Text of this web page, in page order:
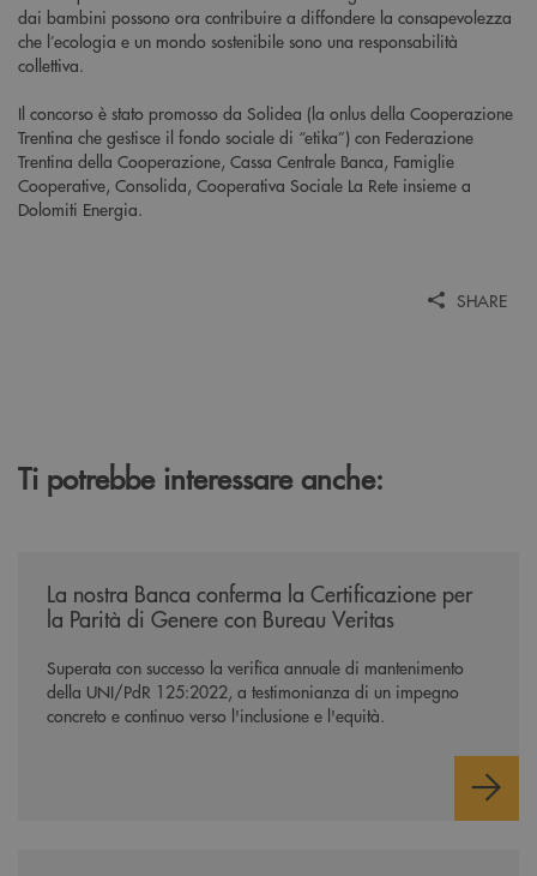
dai bambini possono ora contribuire a diffondere la consapevolezza
che l’ecologia e un mondo sostenibile sono una responsabilità
collettiva.
Il concorso è stato promosso da Solidea (la onlus della Cooperazione
Trentina che gestisce il fondo sociale di “etika”) con Federazione
Trentina della Cooperazione, Cassa Centrale Banca, Famiglie
Cooperative, Consolida, Cooperativa Sociale La Rete insieme a
Dolomiti Energia.
SHARE
Ti potrebbe interessare anche:
La nostra Banca conferma la Certificazione per
la Parità di Genere con Bureau Veritas
Superata con successo la verifica annuale di mantenimento
della UNI/PdR 125:2022, a testimonianza di un impegno
concreto e continuo verso l'inclusione e l'equità.